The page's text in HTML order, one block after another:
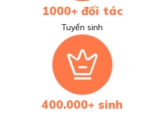
1000+ đối tác
Tuyển sinh
400.000+ sinh